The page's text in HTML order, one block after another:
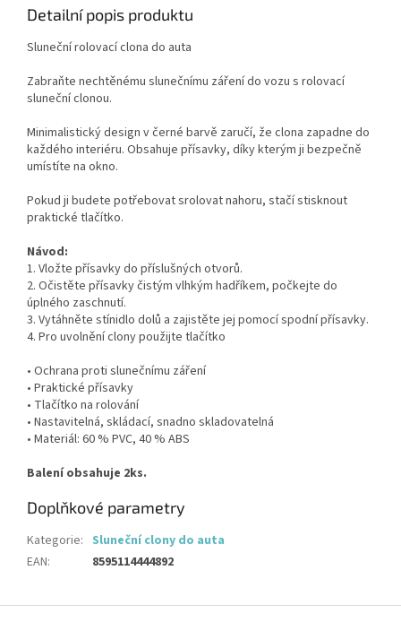
Detailní popis produktu
Sluneční rolovací clona do auta
Zabraňte nechtěnému slunečnímu záření do vozu s rolovací
sluneční clonou.
Minimalistický design v černé barvě zaručí, že clona zapadne do
každého interiéru. Obsahuje přísavky, díky kterým ji bezpečně
umístíte na okno.
Pokud ji budete potřebovat srolovat nahoru, stačí stisknout
praktické tlačítko.
Návod:
1. Vložte přísavky do příslušných otvorů.
2. Očistěte přísavky čistým vlhkým hadříkem, počkejte do
úplného zaschnutí.
3. Vytáhněte stínidlo dolů a zajistěte jej pomocí spodní přísavky.
4. Pro uvolnění clony použijte tlačítko
• Ochrana proti slunečnímu záření
• Praktické přísavky
• Tlačítko na rolování
• Nastavitelná, skládací, snadno skladovatelná
• Materiál: 60 % PVC, 40 % ABS
Balení obsahuje 2ks.
Doplňkové parametry
Kategorie: Sluneční clony do auta
EAN: 8595114444892